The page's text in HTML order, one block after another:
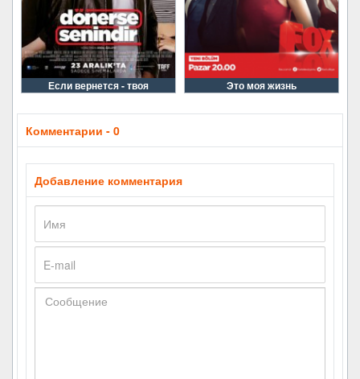
Если вернется - твоя Это моя жизнь
Комментарии - 0
Добавление комментария